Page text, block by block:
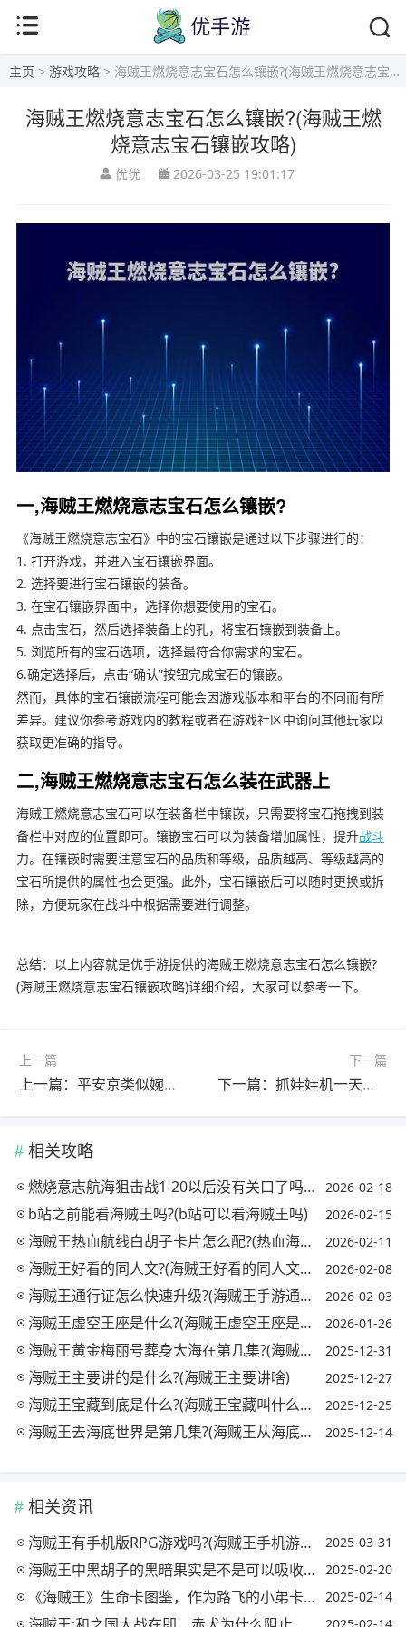
主页 > 游戏攻略 > 海贼王燃烧意志宝石怎么镶嵌?(海贼王燃烧意志宝石镶嵌攻略)
海贼王燃烧意志宝石怎么镶嵌?(海贼王燃
烧意志宝石镶嵌攻略)
优优 2026-03-25 19:01:17
一,海贼王燃烧意志宝石怎么镶嵌?
《海贼王燃烧意志宝石》中的宝石镶嵌是通过以下步骤进行的：
1. 打开游戏，并进入宝石镶嵌界面。
2. 选择要进行宝石镶嵌的装备。
3. 在宝石镶嵌界面中，选择你想要使用的宝石。
4. 点击宝石，然后选择装备上的孔，将宝石镶嵌到装备上。
5. 浏览所有的宝石选项，选择最符合你需求的宝石。
6.确定选择后，点击“确认”按钮完成宝石的镶嵌。
然而，具体的宝石镶嵌流程可能会因游戏版本和平台的不同而有所
差异。建议你参考游戏内的教程或者在游戏社区中询问其他玩家以
获取更准确的指导。
二,海贼王燃烧意志宝石怎么装在武器上
海贼王燃烧意志宝石可以在装备栏中镶嵌，只需要将宝石拖拽到装
备栏中对应的位置即可。镶嵌宝石可以为装备增加属性，提升战斗
力。在镶嵌时需要注意宝石的品质和等级，品质越高、等级越高的
宝石所提供的属性也会更强。此外，宝石镶嵌后可以随时更换或拆
除，方便玩家在战斗中根据需要进行调整。
总结：以上内容就是优手游提供的海贼王燃烧意志宝石怎么镶嵌?
(海贼王燃烧意志宝石镶嵌攻略)详细介绍，大家可以参考一下。
上一篇
上一篇：平安京类似婉儿的英雄?(平安京类似婉儿的英雄名字)
下一篇
下一篇：抓娃娃机一天盈利多少?(抓娃娃机一年能赚多少钱)
相关攻略
燃烧意志航海狙击战1-20以后没有关口了吗?(燃烧意志海战奖励) 2026-02-18
b站之前能看海贼王吗?(b站可以看海贼王吗) 2026-02-15
海贼王热血航线白胡子卡片怎么配?(热血海贼王白胡子技能) 2026-02-11
海贼王好看的同人文?(海贼王好看的同人文推荐) 2026-02-08
海贼王通行证怎么快速升级?(海贼王手游通行证) 2026-02-03
海贼王虚空王座是什么?(海贼王虚空王座是什么游戏) 2026-01-26
海贼王黄金梅丽号葬身大海在第几集?(海贼王黄金梅丽号死的时候在第几集) 2025-12-31
海贼王主要讲的是什么?(海贼王主要讲啥) 2025-12-27
海贼王宝藏到底是什么?(海贼王宝藏叫什么名字) 2025-12-25
海贼王去海底世界是第几集?(海贼王从海底世界出来是第几集) 2025-12-14
相关资讯
海贼王有手机版RPG游戏吗?(海贼王手机游戏有哪些) 2025-03-31
海贼王中黑胡子的黑暗果实是不是可以吸收一切能力?(黑胡子抢夺黑暗果实是哪一集) 2025-02-20
《海贼王》生命卡图鉴，作为路飞的小弟卡文迪许，为什么是艾斯最大的敌人? 2025-02-14